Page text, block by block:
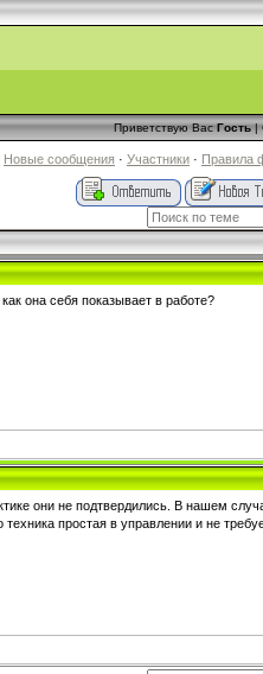
Приветствую Вас Гость|
Новые сообщения · Участники · Правила
она себя показывает в работе?
они не подтвердились. В нашем
простая в управлении и не